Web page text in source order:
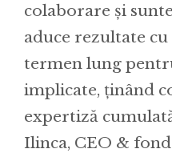
colaborare și
aduce rezultate
termen lung
implicate, ținând
expertiză
Ilinca, CEO &